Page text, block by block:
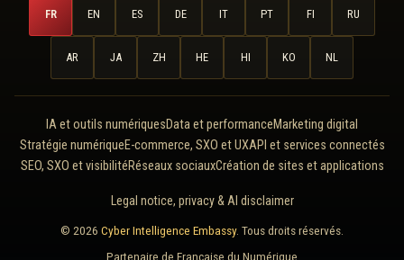
FR EN ES DE IT PT FI RU
AR JA ZH HE HI KO NL
IA et outils numériquesData et performanceMarketing digital
Stratégie numériqueE-commerce, SXO et UXAPI et services connectés
SEO, SXO et visibilitéRéseaux sociauxCréation de sites et applications
Legal notice, privacy & AI disclaimer
© 2026 Cyber Intelligence Embassy. Tous droits réservés.
Partenaire de Française du Numérique